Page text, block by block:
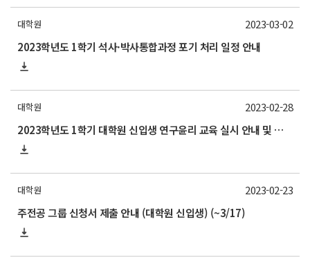
대학원
2023학년도 1학기 석사·박사통합과정 포기 처리 일정 안내
2023-03-02
대학원
2023학년도 1학기 대학원 신입생 연구윤리 교육 실시 안내 및 기간연장(~6/30)
2023-02-28
대학원
주전공 그룹 신청서 제출 안내 (대학원 신입생) (~3/17)
2023-02-23